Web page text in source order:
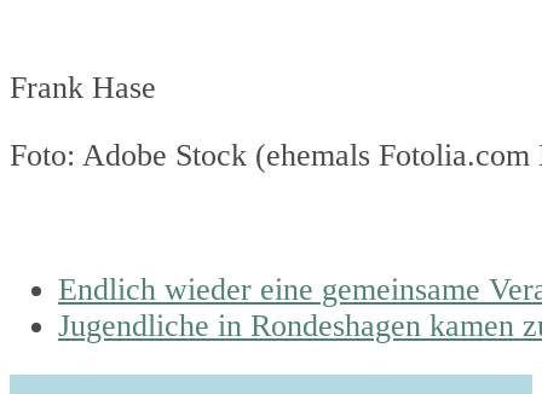
Frank Hase
Foto: Adobe Stock (ehemals
previous
post:
Endlich wieder eine gemeinsame
next
Jugendliche in Rondeshagen kamen